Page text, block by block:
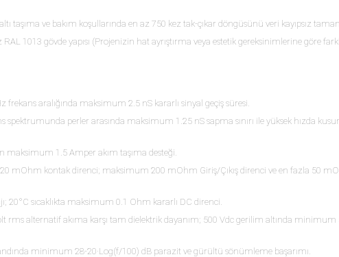
taşıma ve bakım koşullarında en az 750 kez tak-çıkar döngüsünü veri kayıpsız
1013 gövde yapısı (Projenizin hat ayrıştırma veya estetik gereksinimlerine göre
frekans aralığında maksimum 2.5 nS kararlı sinyal geçiş süresi.
spektrumunda perler arasında maksimum 1.25 nS sapma sınırı ile yüksek hızda
maksimum 1.5 Amper akım taşıma desteği.
mOhm kontak direnci; maksimum 200 mOhm Giriş/Çıkış direnci ve en fazla 50
20°C sıcaklıkta maksimum 0.1 Ohm kararlı DC direnci.
rms alternatif akıma karşı tam dielektrik dayanım; 500 Vdc gerilim altında
minimum 28-20·Log(f/100) dB parazit ve gürültü sönümleme başarımı.